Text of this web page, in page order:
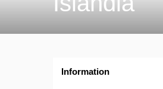
Information